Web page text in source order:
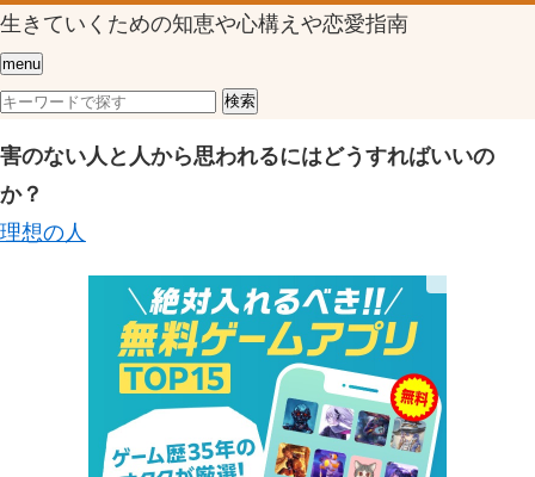
生きていくための知恵や心構えや恋愛指南
menu
害のない人と人から思われるにはどうすればいいの
か？
理想の人